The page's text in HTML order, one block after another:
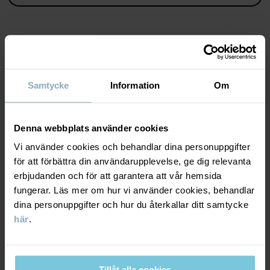
Samtycke Information Om
Denna webbplats använder cookies
Vi använder cookies och behandlar dina personuppgifter
för att förbättra din användarupplevelse, ge dig relevanta
erbjudanden och för att garantera att vår hemsida
fungerar. Läs mer om hur vi använder cookies, behandlar
dina personuppgifter och hur du återkallar ditt samtycke
här.
KEEP AWAY FROM FIRE
Artikelnummer:60602446
Läs mer
MATERIAL & SKÖTSELRÅD
100% Cotton Organic
Skötselråd
TVÄTT
Ej blekning
HÅLLBARHET
LEVERANS & RETUR
Leverans & retur
Vi erbjuder fri frakt över 699 kr och leveranstiden är 1–4 dagar. I